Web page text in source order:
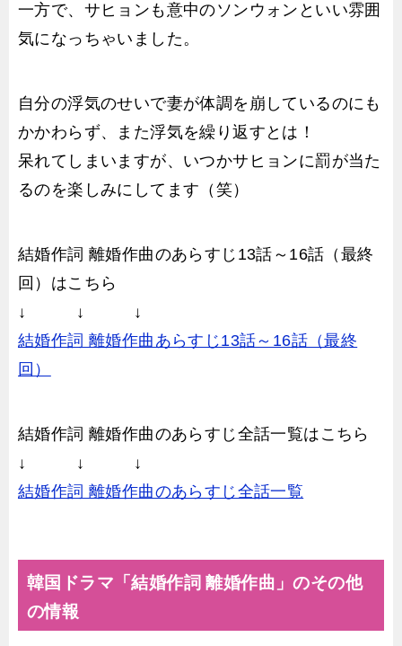
一方で、サヒョンも意中のソンウォンといい雰囲
気になっちゃいました。
自分の浮気のせいで妻が体調を崩しているのにも
かかわらず、また浮気を繰り返すとは！
呆れてしまいますが、いつかサヒョンに罰が当た
るのを楽しみにしてます（笑）
結婚作詞 離婚作曲のあらすじ13話～16話（最終
回）はこちら
↓ ↓ ↓
結婚作詞 離婚作曲あらすじ13話～16話（最終
回）
結婚作詞 離婚作曲のあらすじ全話一覧はこちら
↓ ↓ ↓
結婚作詞 離婚作曲のあらすじ全話一覧
韓国ドラマ「結婚作詞 離婚作曲」のその他
の情報